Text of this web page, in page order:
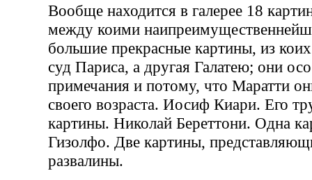
Вообще находится в галерее 18
между коими
большие прекрасные картины, из
суд Париса, а другая Галатею; они
примечания и потому, что Маратти
своего возраста. Иосиф Киари. Его
картины. Николай Береттони. Одна
Гизолфо. Две картины,
развалины.